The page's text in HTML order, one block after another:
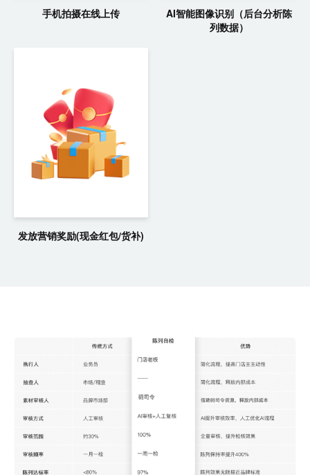
手机拍摄在线上传
AI智能图像识别（后台分析陈
列数据）
发放营销奖励(现金红包/货补)